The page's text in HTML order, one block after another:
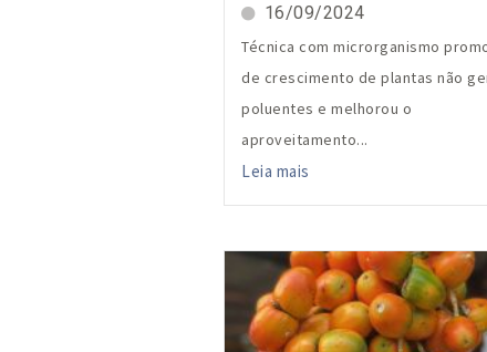
16/09/2024
Técnica com microrganismo
de crescimento de plantas não
poluentes e melhorou o
aproveitamento...
Leia mais